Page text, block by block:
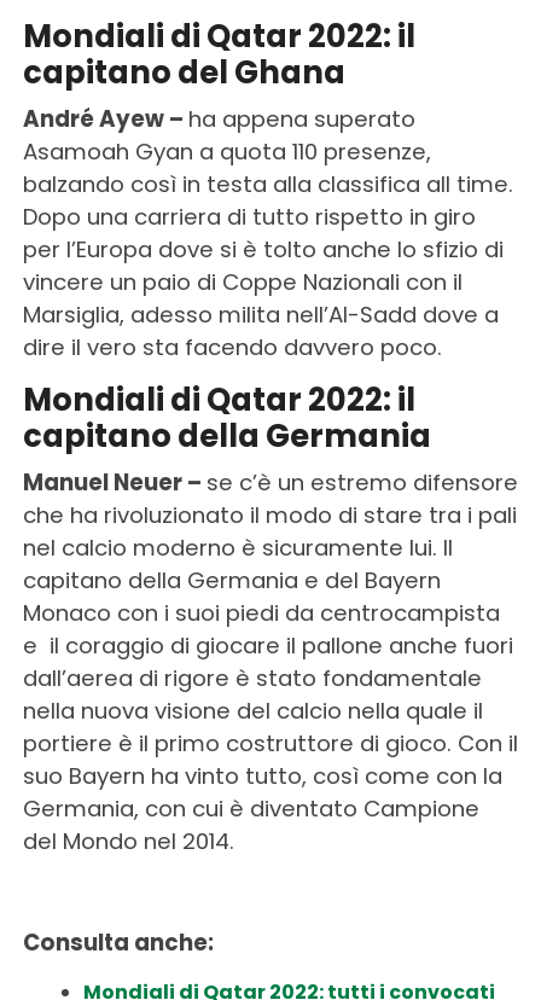
Mondiali di Qatar 2022: il
capitano del Ghana
André Ayew – ha appena superato
Asamoah Gyan a quota 110 presenze,
balzando così in testa alla classifica all time.
Dopo una carriera di tutto rispetto in giro
per l’Europa dove si è tolto anche lo sfizio di
vincere un paio di Coppe Nazionali con il
Marsiglia, adesso milita nell’Al-Sadd dove a
dire il vero sta facendo davvero poco.
Mondiali di Qatar 2022: il
capitano della Germania
Manuel Neuer – se c’è un estremo difensore
che ha rivoluzionato il modo di stare tra i pali
nel calcio moderno è sicuramente lui. Il
capitano della Germania e del Bayern
Monaco con i suoi piedi da centrocampista
e il coraggio di giocare il pallone anche fuori
dall’aerea di rigore è stato fondamentale
nella nuova visione del calcio nella quale il
portiere è il primo costruttore di gioco. Con il
suo Bayern ha vinto tutto, così come con la
Germania, con cui è diventato Campione
del Mondo nel 2014.
Consulta anche:
Mondiali di Qatar 2022: tutti i convocati